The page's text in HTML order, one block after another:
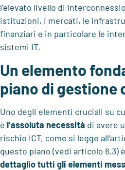
l’elevato livello di
istituzioni, i mercati, le
finanziari e in particolare le
sistemi IT.
Un elemento
piano di gestione
Uno degli elementi cruciali su
è l’assoluta necessità di avere
rischio ICT, come si legge
questo piano (vedi articolo 6.3) è
dettaglio tutti gli elementi